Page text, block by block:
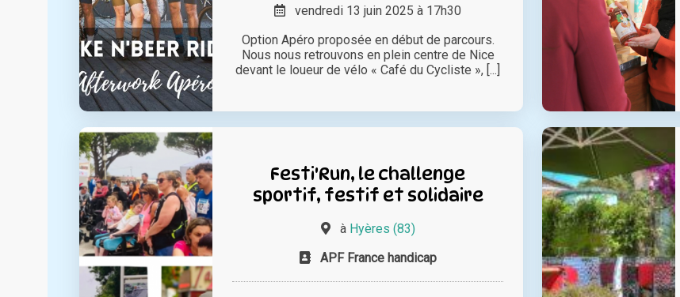
vendredi 13 juin 2025 à 17h30
Option Apéro proposée en début de parcours.
Nous nous retrouvons en plein centre de Nice
devant le loueur de vélo « Café du Cycliste », [...]
Festi'Run, le challenge
sportif, festif et solidaire
à Hyères (83)
APF France handicap